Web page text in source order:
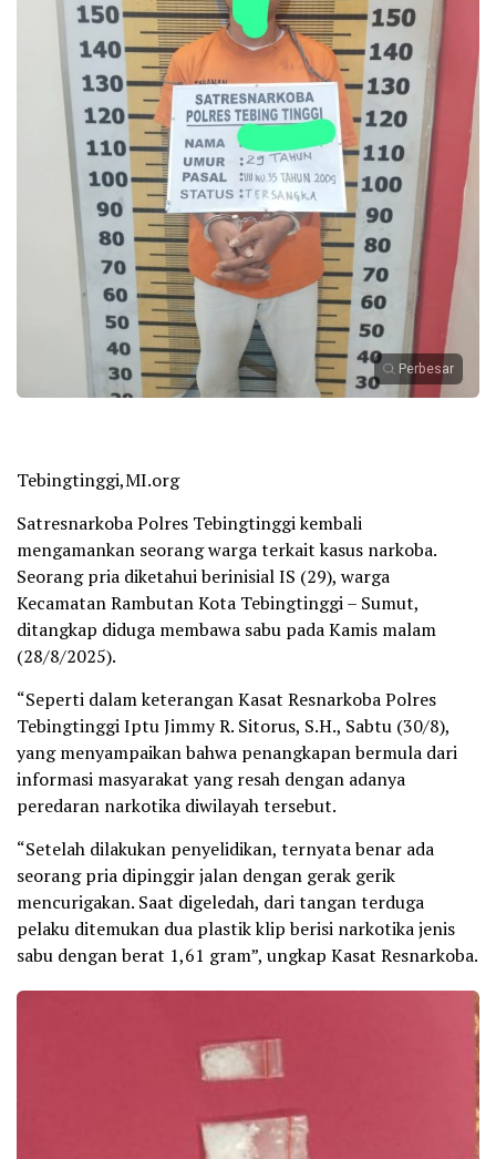
Perbesar
Tebingtinggi,MI.org
Satresnarkoba Polres Tebingtinggi kembali
mengamankan seorang warga terkait kasus narkoba.
Seorang pria diketahui berinisial IS (29), warga
Kecamatan Rambutan Kota Tebingtinggi – Sumut,
ditangkap diduga membawa sabu pada Kamis malam
(28/8/2025).
“Seperti dalam keterangan Kasat Resnarkoba Polres
Tebingtinggi Iptu Jimmy R. Sitorus, S.H., Sabtu (30/8),
yang menyampaikan bahwa penangkapan bermula dari
informasi masyarakat yang resah dengan adanya
peredaran narkotika diwilayah tersebut.
“Setelah dilakukan penyelidikan, ternyata benar ada
seorang pria dipinggir jalan dengan gerak gerik
mencurigakan. Saat digeledah, dari tangan terduga
pelaku ditemukan dua plastik klip berisi narkotika jenis
sabu dengan berat 1,61 gram”, ungkap Kasat Resnarkoba.